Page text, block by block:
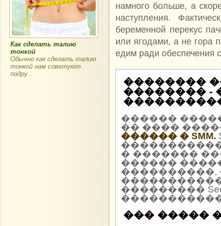
Как сделать талию
тонкой
Обычно как сделать талию
тонкой нам советуют
подру...
намного больше, а
наступления.
беременной перекус
или ягодами, а не гора
едим ради обеспечения
��������
�������� -
�����������
������
�� ����
������ � SMM.
� �������
������
����������,
���������
��� �����